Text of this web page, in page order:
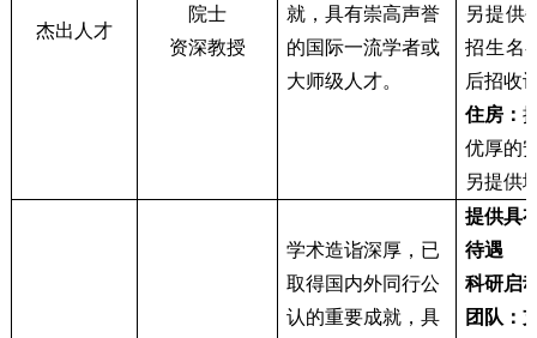
杰出人才
院士
资深教授
就，具有崇高声誉
的国际一流学者或
大师级人才。
另提供
招生名
后招收
住房：
优厚的
另提供
学术造诣深厚，已
取得国内外同行公
认的重要成就，具
提供具
待遇
科研启
团队：